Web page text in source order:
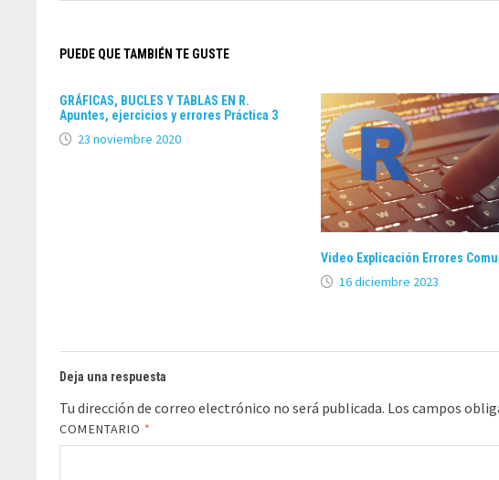
PUEDE QUE TAMBIÉN TE GUSTE
GRÁFICAS, BUCLES Y TABLAS EN R.
Apuntes, ejercicios y errores Práctica 3
23 noviembre 2020
Video Explicación Errores
16 diciembre 2023
Deja una respuesta
Tu dirección de correo electrónico no será publicada. Los campos
COMENTARIO *